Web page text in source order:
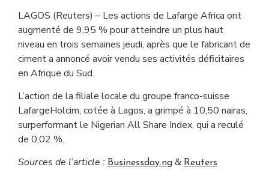
LAGOS (Reuters) – Les actions de Lafarge Africa ont
augmenté de 9,95 % pour atteindre un plus haut
niveau en trois semaines jeudi, après que le fabricant de
ciment a annoncé avoir vendu ses activités déficitaires
en Afrique du Sud.
L’action de la filiale locale du groupe franco-suisse
LafargeHolcim, cotée à Lagos, a grimpé à 10,50 nairas,
surperformant le Nigerian All Share Index, qui a reculé
de 0,02 %.
Sources de l’article : Businessday.ng & Reuters